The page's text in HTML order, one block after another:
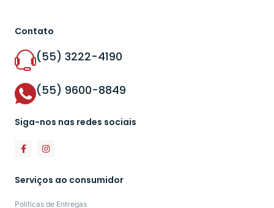
Contato
(55) 3222-4190
(55) 9600-8849
Siga-nos nas redes sociais
Serviços ao consumidor
Políticas de Entregas